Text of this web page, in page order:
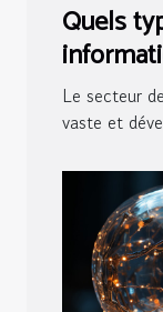
Quels
Nantes ?
Le secteur
vaste et